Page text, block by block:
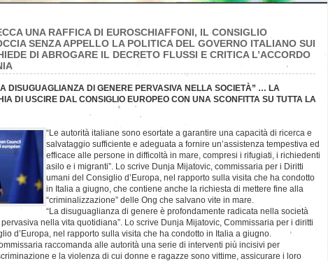
UNA RAFFICA DI EUROSCHIAFFONI, IL CONSIGLIO
SENZA APPELLO LA POLITICA DEL GOVERNO ITALIANO SUI
DI ABROGARE IL DECRETO FLUSSI E CRITICA L’ACCORDO
DISUGUAGLIANZA DI GENERE PERVASIVA NELLA SOCIETÀ” … LA
DI USCIRE DAL CONSIGLIO EUROPEO CON UNA SCONFITTA SU TUTTA LA
“Le autorità italiane sono esortate a garantire una capacità di ricerca e
salvataggio sufficiente e adeguata a fornire un’assistenza tempestiva ed
efficace alle persone in difficoltà in mare, compresi i rifugiati, i richiedenti
asilo e i migranti”. Lo scrive Dunja Mijatovic, commissaria per i Diritti
umani del Consiglio d’Europa, nel rapporto sulla visita che ha condotto
in Italia a giugno, che contiene anche la richiesta di mettere fine alla
“criminalizzazione” delle Ong che salvano vite in mare.
“La disuguaglianza di genere è profondamente radicata nella società
nella vita quotidiana”. Lo scrive Dunja Mijatovic, Commissaria per i diritti
d’Europa, nel rapporto sulla visita che ha condotto in Italia a giugno.
raccomanda alle autorità una serie di interventi più incisivi per
e la violenza di cui donne e ragazze sono vittime, assicurare i loro